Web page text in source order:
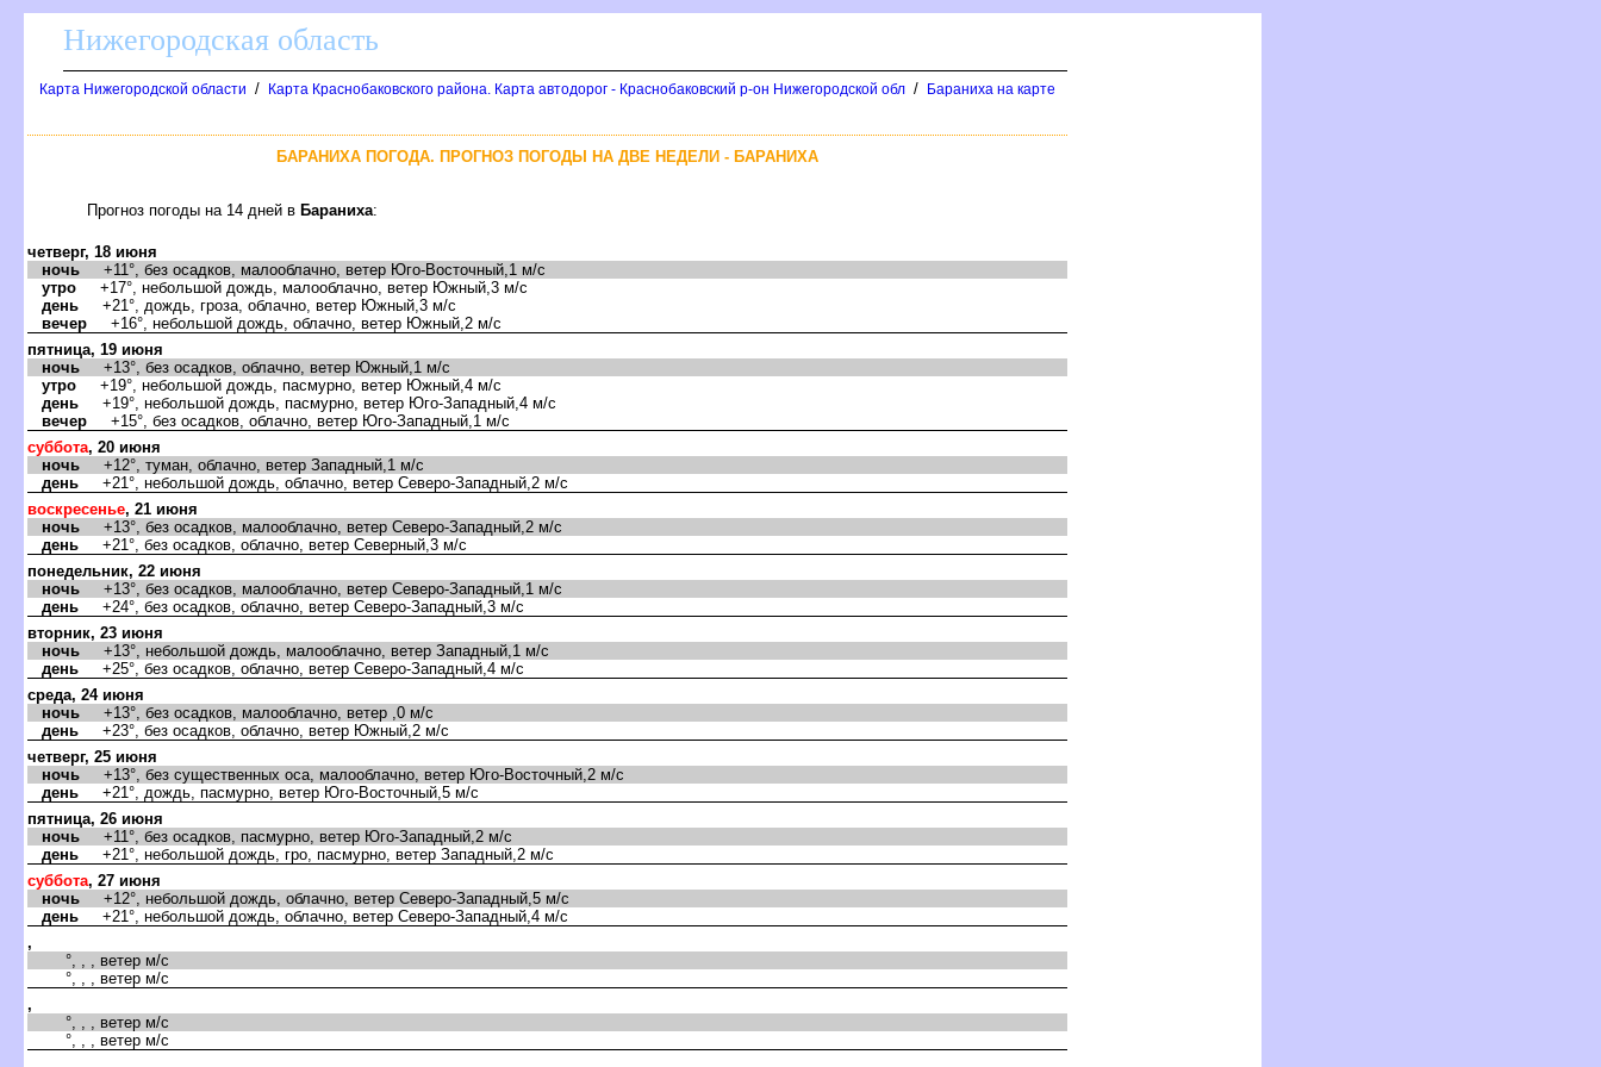
Нижегородская область
Карта Нижегородской области / Карта Краснобаковского района. Карта автодорог - Краснобаковский р-он Нижегородской обл / Бараниха на карте
БАРАНИХА ПОГОДА. ПРОГНОЗ ПОГОДЫ НА ДВЕ НЕДЕЛИ - БАРАНИХА
Прогноз погоды на 14 дней Бараниха:
четверг, 18 июня
ночь +11°, без осадков, малооблачно, ветер Юго-Восточный,1 м/с
утро +17°, небольшой дождь, малооблачно, ветер Южный,3 м/с
день +21°, дождь, гроза, облачно, ветер Южный,3 м/с
ечер +16°, небольшой дождь, облачно, ветер Южный,2 м/с
пятница, 19 июня
ночь +13°, без осадков, облачно, ветер Южный,1 м/с
утро +19°, небольшой дождь, пасмурно, ветер Южный,4 м/с
день +19°, небольшой дождь, пасмурно, ветер Юго-Западный,4 м/с
ечер +15°, без осадков, облачно, ветер Юго-Западный,1 м/с
суббота, 20 июня
ночь +12°, туман, облачно, ветер Западный,1 м/с
день +21°, небольшой дождь, облачно, ветер Северо-Западный,2 м/с
оскресенье, 21 июня
ночь +13°, без осадков, малооблачно, ветер Северо-Западный,2 м/с
день +21°, без осадков, облачно, ветер Северный,3 м/с
понедельник, 22 июня
ночь +13°, без осадков, малооблачно, ветер Северо-Западный,1 м/с
день +24°, без осадков, облачно, ветер Северо-Западный,3 м/с
торник, 23 июня
ночь +13°, небольшой дождь, малооблачно, ветер Западный,1 м/с
день +25°, без осадков, облачно, ветер Северо-Западный,4 м/с
среда, 24 июня
ночь +13°, без осадков, малооблачно, ветер ,0 м/с
день +23°, без осадков, облачно, ветер Южный,2 м/с
четверг, 25 июня
ночь +13°, без существенных оса, малооблачно, ветер Юго-Восточный,2 м/с
день +21°, дождь, пасмурно, ветер Юго-Восточный,5 м/с
пятница, 26 июня
ночь +11°, без осадков, пасмурно, ветер Юго-Западный,2 м/с
день +21°, небольшой дождь, гро, пасмурно, ветер Западный,2 м/с
суббота, 27 июня
ночь +12°, небольшой дождь, облачно, ветер Северо-Западный,5 м/с
день +21°, небольшой дождь, облачно, ветер Северо-Западный,4 м/с
,
°, , , ветер м/с
°, , , ветер м/с
,
°, , , ветер м/с
°, , , ветер м/с